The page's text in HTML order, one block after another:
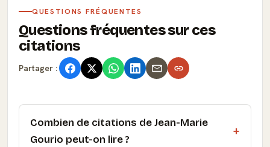
QUESTIONS FRÉQUENTES
Questions fréquentes sur ces
citations
Partager :
Combien de citations de Jean-Marie
Gourio peut-on lire ?